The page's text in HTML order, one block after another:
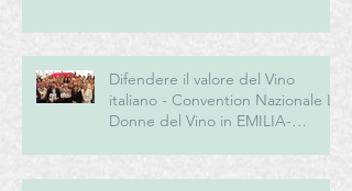
Difendere il valore del Vino
italiano - Convention Nazionale Le
Donne del Vino in EMILIA-